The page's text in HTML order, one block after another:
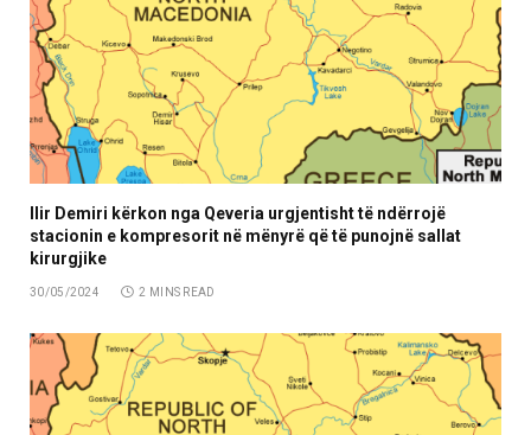
Ilir Demiri kërkon nga Qeveria urgjentisht të ndërrojë
stacionin e kompresorit në mënyrë që të punojnë sallat
kirurgjike
30/05/2024 2 MINS READ